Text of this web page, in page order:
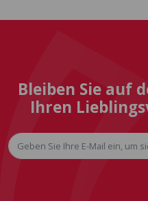
Bleiben Sie auf
Ihren